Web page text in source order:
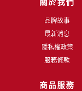
品牌故事
最新消息
隱私權政策
服務條款
商品服務